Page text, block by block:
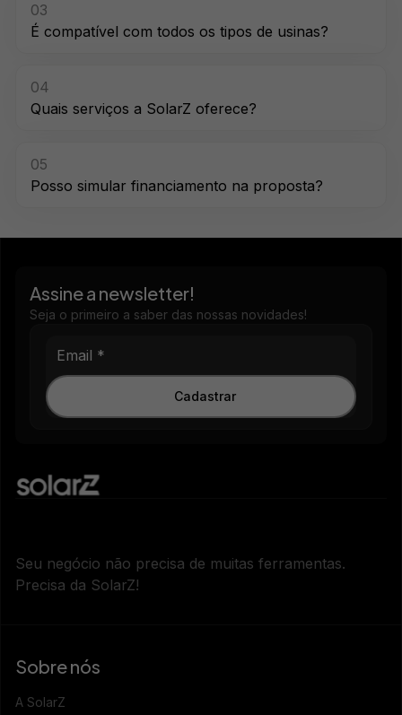
03
É compatível com todos os tipos de usinas?
04
Quais serviços a SolarZ oferece?
05
Posso simular financiamento na proposta?
Assine a newsletter!
Seja o primeiro a saber das nossas novidades!
Cadastrar
Seu negócio não precisa de muitas ferramentas.
Precisa da SolarZ!
Sobre nós
A SolarZ